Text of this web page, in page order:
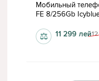
Мобильный
FE 8/256Gb
11 299 лей
⚖